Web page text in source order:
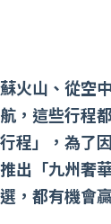
火山、從空
，這些行程
程」，為了
出「九州奢
，都有機會